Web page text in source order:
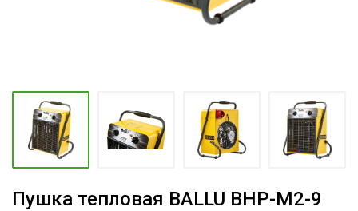
Пушка тепловая BALLU BHP-M2-9